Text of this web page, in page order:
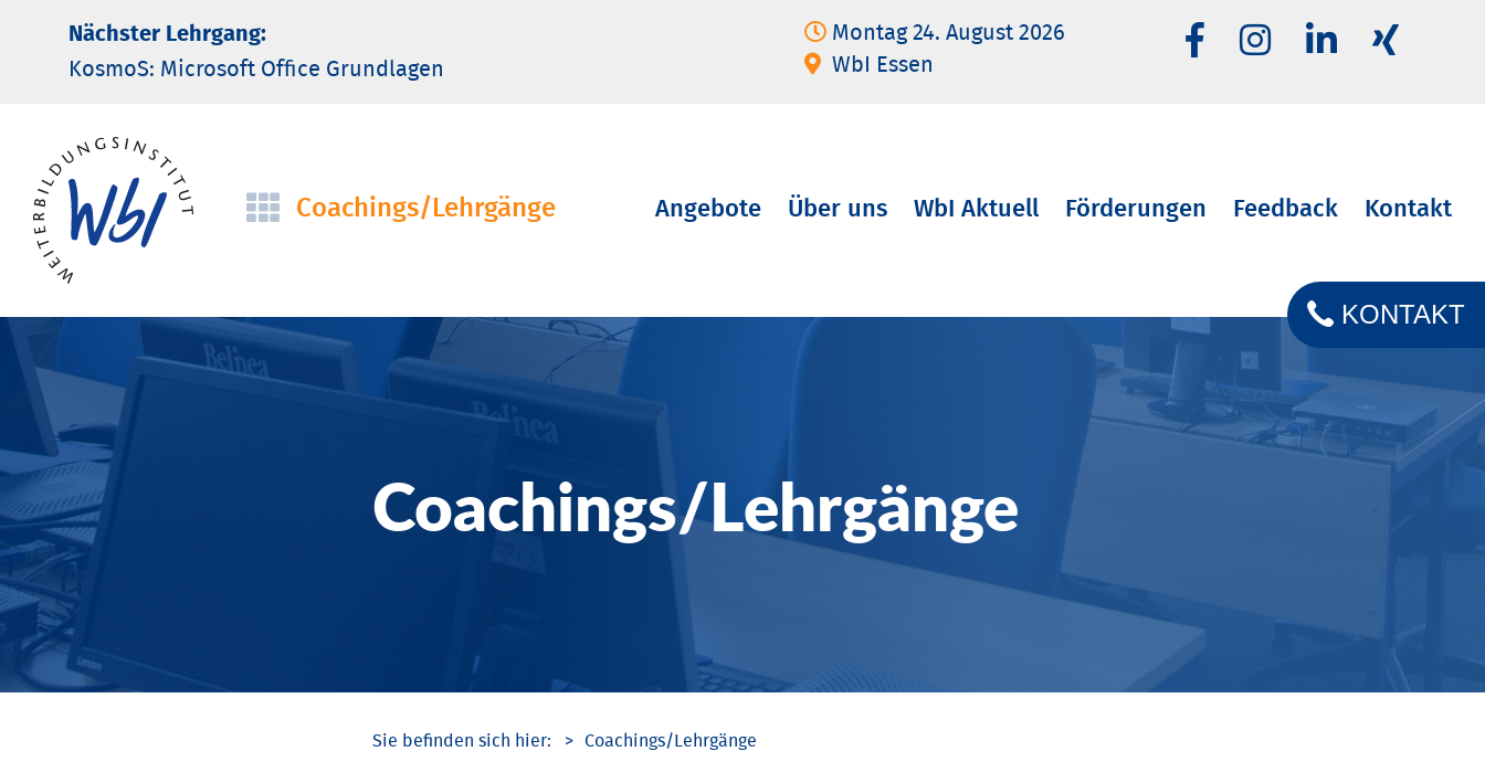
Nächster Lehrgang:
KosmoS: Microsoft Office Grund­lagen
Montag 24. August 2026
WbI Essen
Navigation
Coachings/­Lehrgänge
Navigation
Angebote Über uns WbI Aktuell Förderungen Feedback Kontakt
Coachings/­Lehrgänge
KONTAKT
Coachings/­Lehrgänge